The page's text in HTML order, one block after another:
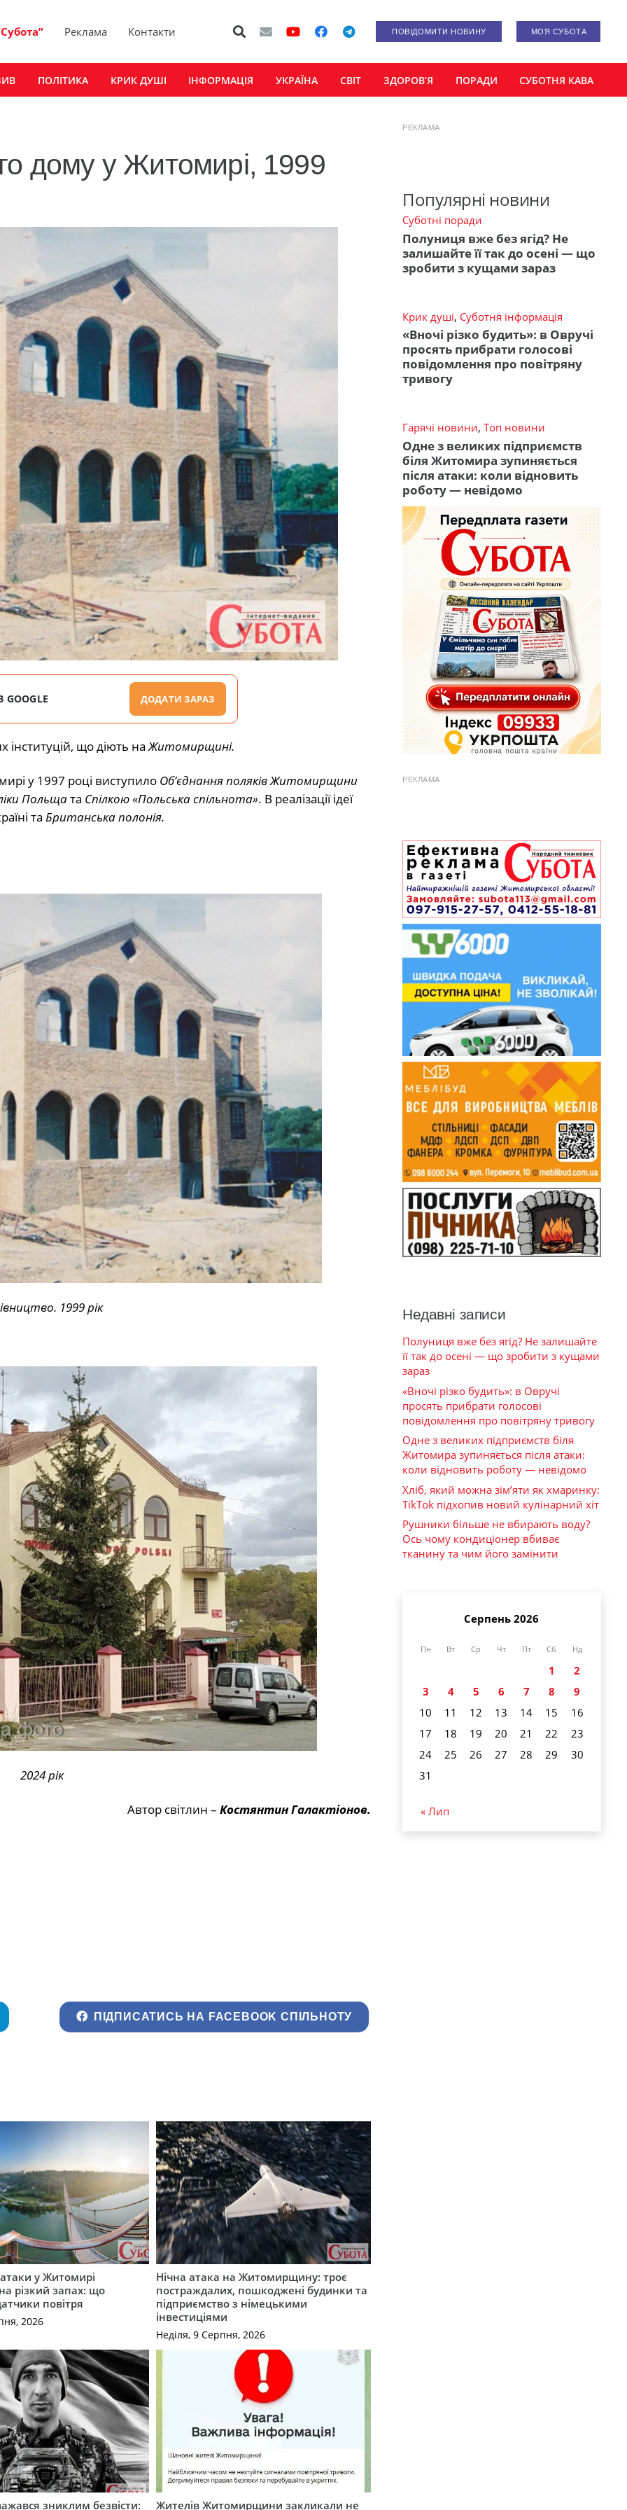
Реклама Контакти ПОВІДОМИТИ НОВИНУ МОЯ СУБОТА
ПОЛІТИКА КРИК ДУШІ ІНФОРМАЦІЯ УКРАЇНА СВІТ ЗДОРОВ’Я ПОРАДИ СУБОТНЯ КАВА
дому у Житомирі, 1999
ДОДАТИ ЗАРАЗ
що діють наЖитомирщині.
у 1997 році виступило Об’єднання поляків Житомирщини
Польщата Спілкою «Польська спільнота». В реалізації ідеї
та Британськаполонія.
1999 рік
2024 рік
Автор світлин – Костянтин Галактіонов.
ПІДПИСАТИСЬ НА FACEBOOK СПІЛЬНОТУ
атаки у Житомирі
різкий запах: що
повітря
2026
Нічна атака на Житомирщину: троє
постраждалих, пошкоджені будинки та
підприємство з німецькими
інвестиціями
Неділя, 9 Серпня, 2026
зниклим безвісти: Жителів Житомирщини закликали не
РЕКЛАМА
Популярні новини
Суботні поради
Полуниця вже без ягід? Не
залишайте її так до осені — що
зробити з кущами зараз
Крик душі, Суботня інформація
«Вночі різко будить»: в Овручі
просять прибрати голосові
повідомлення про повітряну
тривогу
Гарячі новини, Топ новини
Одне з великих підприємств
біля Житомира зупиняється
після атаки: коли відновить
роботу — невідомо
РЕКЛАМА
Недавні записи
Полуниця вже без ягід? Не залишайте
її так до осені — що зробити з кущами
зараз
«Вночі різко будить»: в Овручі
просять прибрати голосові
повідомлення про повітряну тривогу
Одне з великих підприємств біля
Житомира зупиняється після атаки:
коли відновить роботу — невідомо
Хліб, який можна зім’яти як хмаринку:
TikTok підхопив новий кулінарний хіт
Рушники більше не вбирають воду?
Ось чому кондиціонер вбиває
тканину та чим його замінити
Серпень 2026
Пн Вт Ср Чт Пт Сб Нд
1
2
3
4 5 6 7 8
9
10
11 12 13 14 15
16
17
18 19 20 21 22
23
24
25 26 27 28 29
30
31
« Лип